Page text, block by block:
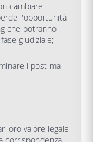
cambiare
l'opportunità
che potranno
giudiziale;
i post ma
loro valore legale